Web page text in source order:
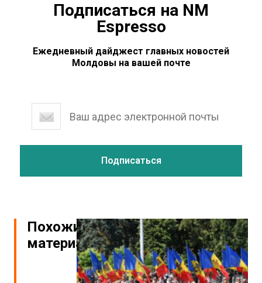
Подписаться на NM
Espresso
Ежедневный дайджест главных новостей
Молдовы на вашей почте
Похожие
материалы